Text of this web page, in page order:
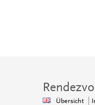
Übersicht